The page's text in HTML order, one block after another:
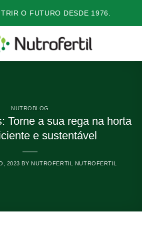
O FUTURO DESDE 1976.
NUTROBLOG
Torne a sua rega na horta
e sustentável
2023 BY NUTROFERTIL NUTROFERTIL